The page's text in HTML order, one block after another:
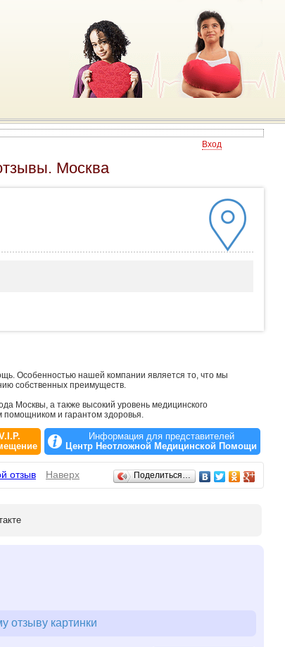
Вход
Москва
Особенностью нашей компании является то, что мы
собственных преимуществ.
Москвы, а также высокий уровень медицинского
и гарантом здоровья.
Информация для представителей
Центр Неотложной Медицинской Помощи
отзыв Наверх Поделиться…
отзыву картинки